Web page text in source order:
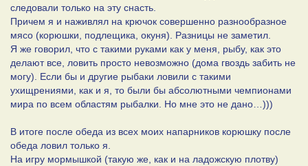
следовали только на эту снасть.
Причем я и наживлял на крючок совершенно разнообразное
мясо (корюшки, подлещика, окуня). Разницы не заметил.
Я же говорил, что с такими руками как у меня, рыбу, как это
делают все, ловить просто невозможно (дома гвоздь забить не
могу). Если бы и другие рыбаки ловили с такими
ухищрениями, как и я, то были бы абсолютными чемпионами
мира по всем областям рыбалки. Но мне это не дано…)))
В итоге после обеда из всех моих напарников корюшку после
обеда ловил только я.
На игру мормышкой (такую же, как и на ладожскую плотву)